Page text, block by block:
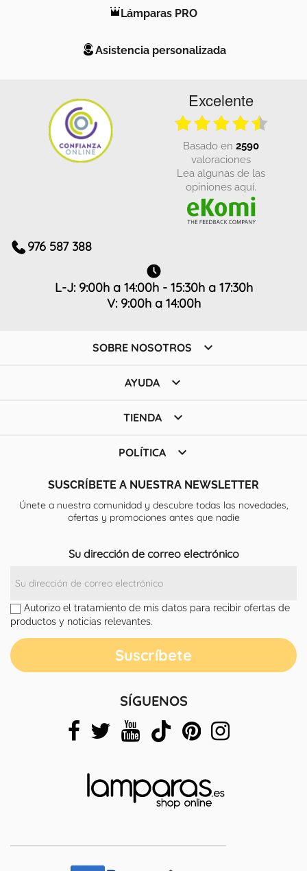
Lámparas PRO
Asistencia personalizada
Excelente
basado en 2590
valoraciones
Lea algunas de las
opiniones aquí.
976 587 388
L-J: 9:00h a 14:00h - 15:30h a 17:30h
V: 9:00h a 14:00h
SOBRE NOSOTROS 
AYUDA 
TIENDA 
POLÍTICA 
SUSCRÍBETE A NUESTRA NEWSLETTER
Únete a nuestra comunidad y descubre todas las novedades,
ofertas y promociones antes que nadie
Su dirección de correo electrónico
Autorizo el tratamiento de mis datos para recibir ofertas de
productos y noticias relevantes.
SÍGUENOS